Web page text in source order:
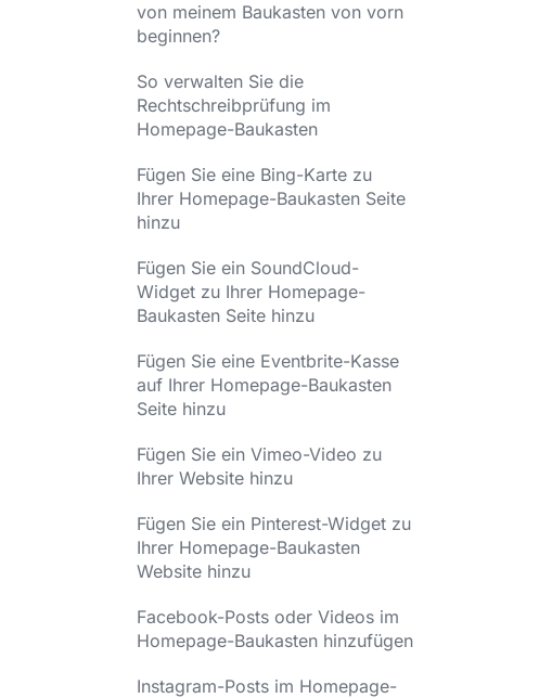
von meinem Baukasten von vorn
beginnen?
So verwalten Sie die
Rechtschreibprüfung im
Homepage-Baukasten
Fügen Sie eine Bing-Karte zu
Ihrer Homepage-Baukasten Seite
hinzu
Fügen Sie ein SoundCloud-
Widget zu Ihrer Homepage-
Baukasten Seite hinzu
Fügen Sie eine Eventbrite-Kasse
auf Ihrer Homepage-Baukasten
Seite hinzu
Fügen Sie ein Vimeo-Video zu
Ihrer Website hinzu
Fügen Sie ein Pinterest-Widget zu
Ihrer Homepage-Baukasten
Website hinzu
Facebook-Posts oder Videos im
Homepage-Baukasten hinzufügen
Instagram-Posts im Homepage-